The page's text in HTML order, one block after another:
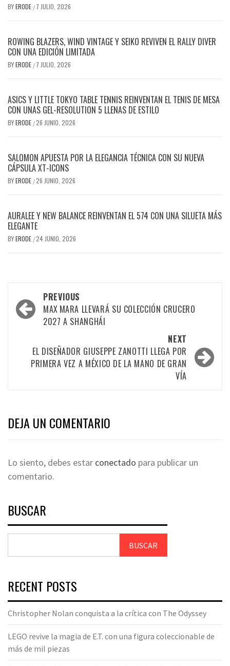
BYERODE / 7 JULIO, 2026
ROWING BLAZERS, WIND VINTAGE Y SEIKO REVIVEN EL RALLY DIVER
CON UNA EDICIÓN LIMITADA
BYERODE / 7 JULIO, 2026
ASICS Y LITTLE TOKYO TABLE TENNIS REINVENTAN EL TENIS DE MESA
CON UNAS GEL-RESOLUTION 5 LLENAS DE ESTILO
BYERODE /26 JUNIO, 2026
SALOMON APUESTA POR LA ELEGANCIA TÉCNICA CON SU NUEVA
CÁPSULA XT-ICONS
BYERODE /26 JUNIO, 2026
AURALEE Y NEW BALANCE REINVENTAN EL 574 CON UNA SILUETA MÁS
ELEGANTE
BYERODE /24 JUNIO, 2026
PREVIOUS
MAX MARA LLEVARÁ SU COLECCIÓN CRUCERO
2027 A SHANGHÁI
NEXT
EL DISEÑADOR GIUSEPPE ZANOTTI LLEGA POR
PRIMERA VEZ A MÉXICO DE LA MANO DE GRAN
VÍA
DEJA UN COMENTARIO
Lo siento, debes estar conectado para publicar un
comentario.
BUSCAR
BUSCAR
RECENT POSTS
Christopher Nolan conquista a la crítica con The Odyssey
LEGO revive la magia de E.T. con una figura coleccionable de
más de mil piezas